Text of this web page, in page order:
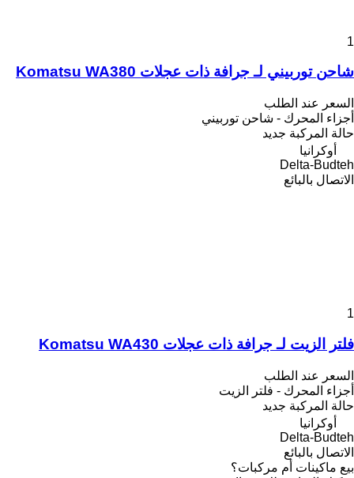
1
شاحن توربيني لـ جرافة ذات عجلات Komatsu WA380
السعر عند الطلب
أجزاء المحرك - شاحن توربيني
حالة المركبة جديد
أوكرانيا
Delta-Budteh
الاتصال بالبائع
1
فلتر الزيت لـ جرافة ذات عجلات Komatsu WA430
السعر عند الطلب
أجزاء المحرك - فلتر الزيت
حالة المركبة جديد
أوكرانيا
Delta-Budteh
الاتصال بالبائع
بيع ماكينات أم مركبات؟